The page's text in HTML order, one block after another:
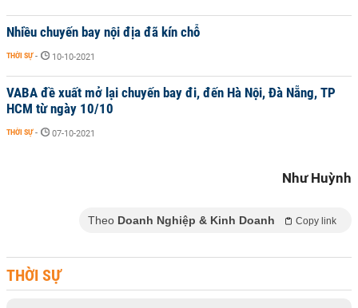
Nhiều chuyến bay nội địa đã kín chỗ
THỜI SỰ - 10-10-2021
VABA đề xuất mở lại chuyến bay đi, đến Hà Nội, Đà Nẵng, TP
HCM từ ngày 10/10
THỜI SỰ - 07-10-2021
Như Huỳnh
Theo Doanh Nghiệp & Kinh Doanh Copy link
THỜI SỰ